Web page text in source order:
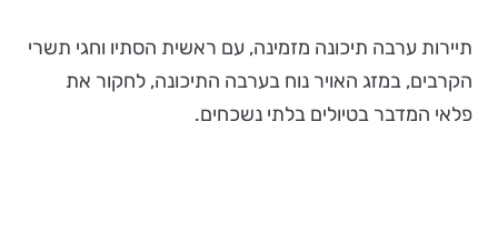
תיירות ערבה תיכונה מזמינה, עם ראשית הסתיו וחגי תשרי
הקרבים, במזג האויר נוח בערבה התיכונה, לחקור את
פלאי המדבר בטיולים בלתי נשכחים.